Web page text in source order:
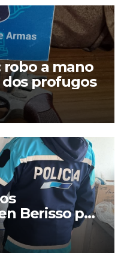
robo a mano
profugos
Berisso por
a un